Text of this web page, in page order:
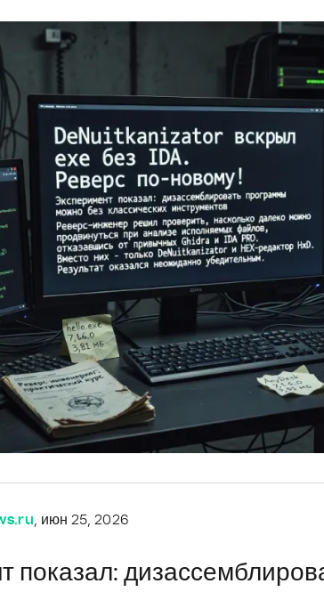
, июн 25, 2026
показал: